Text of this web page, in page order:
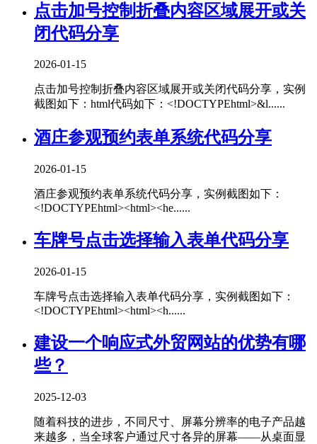
点击加号控制折叠内容区域展开或关
闭代码分享
2026-01-15
点击加号控制折叠内容区域展开或关闭代码分享，实例
截图如下：html代码如下：<!DOCTYPEhtml>&l......
酒庄参观预约表单系统代码分享
2026-01-15
酒庄参观预约表单系统代码分享，实例截图如下：
<!DOCTYPEhtml><html><he......
车牌号点击选择输入表单代码分享
2026-01-15
车牌号点击选择输入表单代码分享，实例截图如下：
<!DOCTYPEhtml><html><h......
建设一个响应式外贸网站的优势有哪
些？
2025-12-03
随着科技的进步，不同尺寸、屏幕分辨率的电子产品越
来越多，当全球客户通过尺寸各异的屏幕——从桌面显